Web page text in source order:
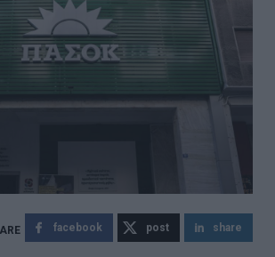
facebook post share